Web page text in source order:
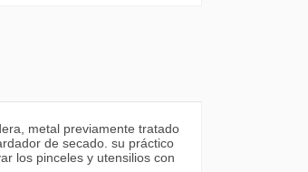
metal previamente tratado
de secado. su práctico
los pinceles y utensilios con